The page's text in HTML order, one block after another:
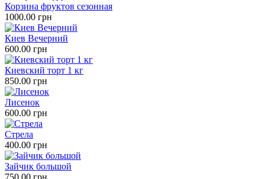
Корзина фруктов сезонная
1000.00 грн
Киев Вечерний
600.00 грн
Киевский торт 1 кг
850.00 грн
Лисенок
600.00 грн
Стрела
400.00 грн
Зайчик большой
750.00 грн